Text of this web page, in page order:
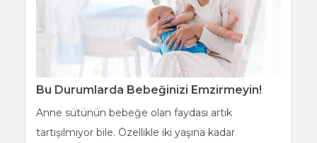
Bu Durumlarda Bebeğinizi Emzirmeyin!
Anne sütünün bebeğe olan faydası artık
tartışılmıyor bile. Özellikle iki yaşına kadar